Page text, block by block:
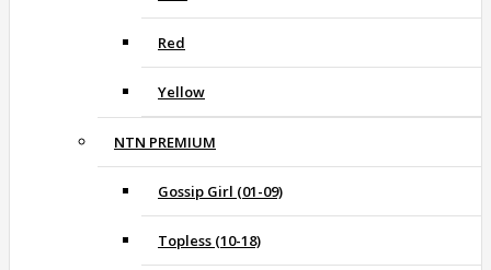
Red
Yellow
NTN PREMIUM
Gossip Girl (01-09)
Topless (10-18)